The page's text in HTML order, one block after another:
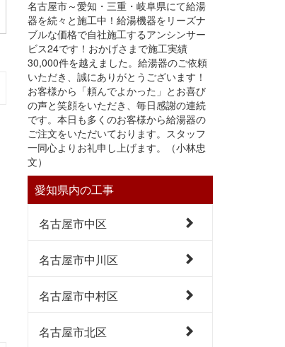
名古屋市～愛知・三重・岐阜県にて給湯
器を続々と施工中！給湯機器をリーズナ
ブルな価格で自社施工するアンシンサー
ビス24です！おかげさまで施工実績
30,000件を越えました。給湯器のご依頼
いただき、誠にありがとうございます！
お客様から「頼んでよかった」とお喜び
の声と笑顔をいただき、毎日感謝の連続
です。本日も多くのお客様から給湯器の
ご注文をいただいております。スタッフ
一同心よりお礼申し上げます。（小林忠
文）
愛知県内の工事
名古屋市中区
名古屋市中川区
名古屋市中村区
名古屋市北区